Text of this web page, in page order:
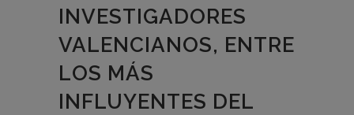
INVESTIGADORES
VALENCIANOS, ENTRE
LOS MÁS
INFLUYENTES DEL